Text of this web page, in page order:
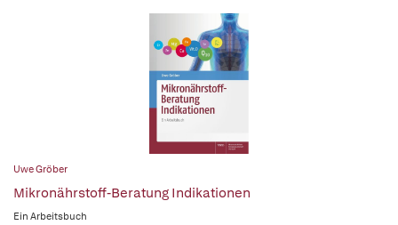
Uwe Gröber
Mikronährstoff-Beratung Indikationen
Ein Arbeitsbuch